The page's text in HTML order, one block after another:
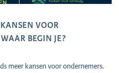
VOOR
BEGIN JE?
meer kansen voor ondernemers.